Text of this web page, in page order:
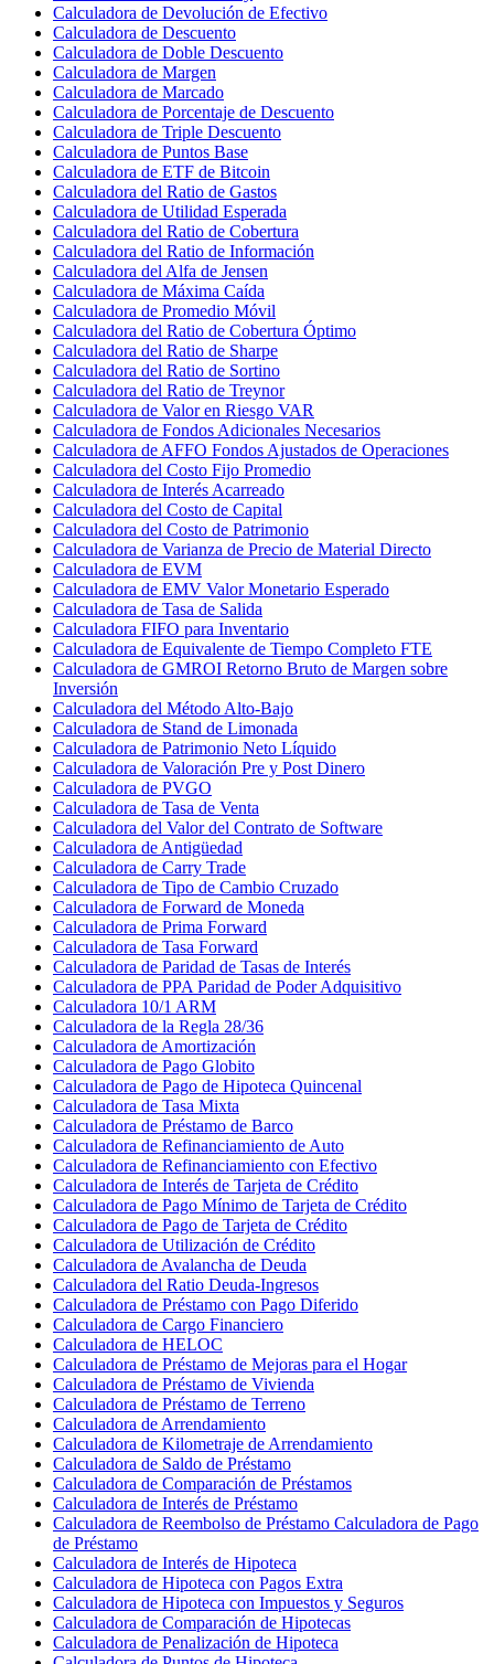
Calculadora de Devolución de Efectivo
Calculadora de Descuento
Calculadora de Doble Descuento
Calculadora de Margen
Calculadora de Marcado
Calculadora de Porcentaje de Descuento
Calculadora de Triple Descuento
Calculadora de Puntos Base
Calculadora de ETF de Bitcoin
Calculadora del Ratio de Gastos
Calculadora de Utilidad Esperada
Calculadora del Ratio de Cobertura
Calculadora del Ratio de Información
Calculadora del Alfa de Jensen
Calculadora de Máxima Caída
Calculadora de Promedio Móvil
Calculadora del Ratio de Cobertura Óptimo
Calculadora del Ratio de Sharpe
Calculadora del Ratio de Sortino
Calculadora del Ratio de Treynor
Calculadora de Valor en Riesgo VAR
Calculadora de Fondos Adicionales Necesarios
Calculadora de AFFO Fondos Ajustados de Operaciones
Calculadora del Costo Fijo Promedio
Calculadora de Interés Acarreado
Calculadora del Costo de Capital
Calculadora del Costo de Patrimonio
Calculadora de Varianza de Precio de Material Directo
Calculadora de EVM
Calculadora de EMV Valor Monetario Esperado
Calculadora de Tasa de Salida
Calculadora FIFO para Inventario
Calculadora de Equivalente de Tiempo Completo FTE
Calculadora de GMROI Retorno Bruto de Margen sobre
Inversión
Calculadora del Método Alto-Bajo
Calculadora de Stand de Limonada
Calculadora de Patrimonio Neto Líquido
Calculadora de Valoración Pre y Post Dinero
Calculadora de PVGO
Calculadora de Tasa de Venta
Calculadora del Valor del Contrato de Software
Calculadora de Antigüedad
Calculadora de Carry Trade
Calculadora de Tipo de Cambio Cruzado
Calculadora de Forward de Moneda
Calculadora de Prima Forward
Calculadora de Tasa Forward
Calculadora de Paridad de Tasas de Interés
Calculadora de PPA Paridad de Poder Adquisitivo
Calculadora 10/1 ARM
Calculadora de la Regla 28/36
Calculadora de Amortización
Calculadora de Pago Globito
Calculadora de Pago de Hipoteca Quincenal
Calculadora de Tasa Mixta
Calculadora de Préstamo de Barco
Calculadora de Refinanciamiento de Auto
Calculadora de Refinanciamiento con Efectivo
Calculadora de Interés de Tarjeta de Crédito
Calculadora de Pago Mínimo de Tarjeta de Crédito
Calculadora de Pago de Tarjeta de Crédito
Calculadora de Utilización de Crédito
Calculadora de Avalancha de Deuda
Calculadora del Ratio Deuda-Ingresos
Calculadora de Préstamo con Pago Diferido
Calculadora de Cargo Financiero
Calculadora de HELOC
Calculadora de Préstamo de Mejoras para el Hogar
Calculadora de Préstamo de Vivienda
Calculadora de Préstamo de Terreno
Calculadora de Arrendamiento
Calculadora de Kilometraje de Arrendamiento
Calculadora de Saldo de Préstamo
Calculadora de Comparación de Préstamos
Calculadora de Interés de Préstamo
Calculadora de Reembolso de Préstamo Calculadora de Pago
de Préstamo
Calculadora de Interés de Hipoteca
Calculadora de Hipoteca con Pagos Extra
Calculadora de Hipoteca con Impuestos y Seguros
Calculadora de Comparación de Hipotecas
Calculadora de Penalización de Hipoteca